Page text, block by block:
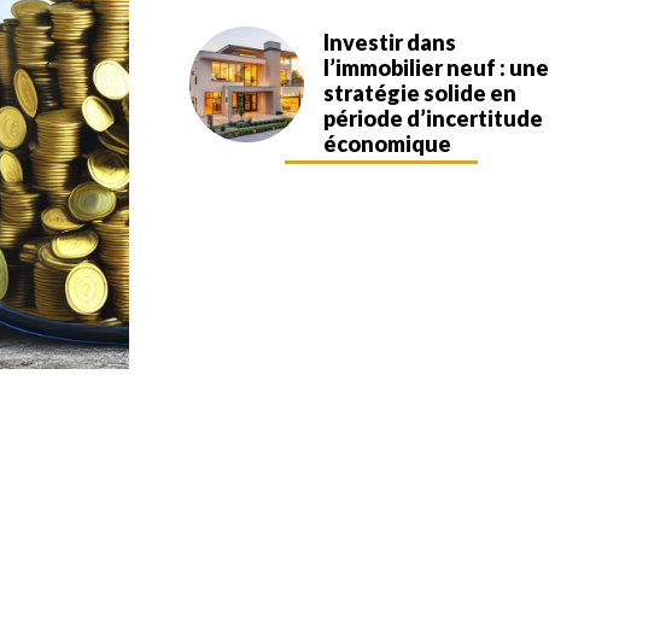
Investir dans
l’immobilier neuf : une
stratégie solide en
période d’incertitude
économique